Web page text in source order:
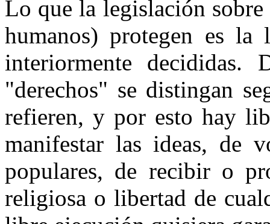
Lo que la legislación
humanos) protegen es la
interiormente
"derechos" se distingan
refieren, y por esto hay
manifestar las ideas, de
populares, de recibir o
religiosa o libertad de